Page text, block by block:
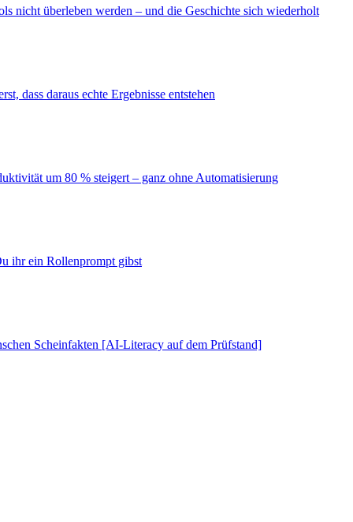
nicht überleben werden – und die Geschichte sich wiederholt
dass daraus echte Ergebnisse entstehen
um 80 % steigert – ganz ohne Automatisierung
ihr ein Rollenprompt gibst
Scheinfakten [AI-Literacy auf dem Prüfstand]